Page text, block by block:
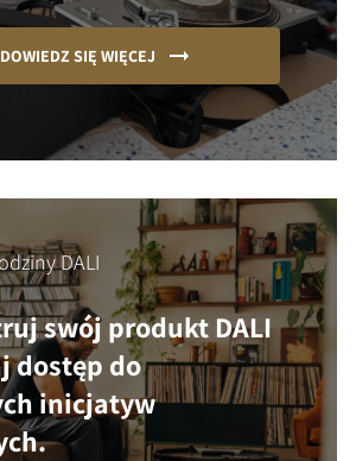
DOWIEDZ SIĘ WIĘCEJ
DALI
swój produkt DALI
dostęp do
inicjatyw